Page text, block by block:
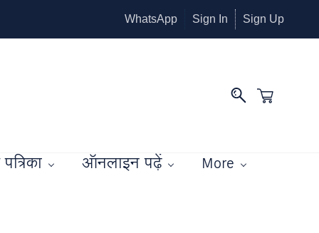
WhatsApp Sign In Sign Up
ऑनलाइन पढ़ें More